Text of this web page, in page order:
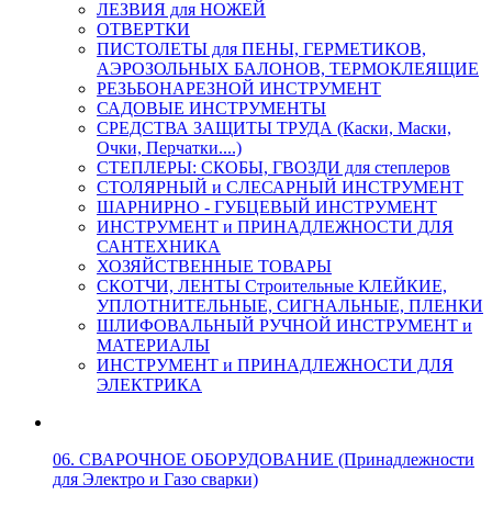
ЛЕЗВИЯ для НОЖЕЙ
ОТВЕРТКИ
ПИСТОЛЕТЫ для ПЕНЫ, ГЕРМЕТИКОВ,
АЭРОЗОЛЬНЫХ БАЛОНОВ, ТЕРМОКЛЕЯЩИЕ
РЕЗЬБОНАРЕЗНОЙ ИНСТРУМЕНТ
САДОВЫЕ ИНСТРУМЕНТЫ
СРЕДСТВА ЗАЩИТЫ ТРУДА (Каски, Маски,
Очки, Перчатки....)
СТЕПЛЕРЫ: СКОБЫ, ГВОЗДИ для степлеров
СТОЛЯРНЫЙ и СЛЕСАРНЫЙ ИНСТРУМЕНТ
ШАРНИРНО - ГУБЦЕВЫЙ ИНСТРУМЕНТ
ИНСТРУМЕНТ и ПРИНАДЛЕЖНОСТИ ДЛЯ
САНТЕХНИКА
ХОЗЯЙСТВЕННЫЕ ТОВАРЫ
СКОТЧИ, ЛЕНТЫ Строительные КЛЕЙКИЕ,
УПЛОТНИТЕЛЬНЫЕ, СИГНАЛЬНЫЕ, ПЛЕНКИ
ШЛИФОВАЛЬНЫЙ РУЧНОЙ ИНСТРУМЕНТ и
МАТЕРИАЛЫ
ИНСТРУМЕНТ и ПРИНАДЛЕЖНОСТИ ДЛЯ
ЭЛЕКТРИКА
06. СВАРОЧНОЕ ОБОРУДОВАНИЕ (Принадлежности
для Электро и Газо сварки)